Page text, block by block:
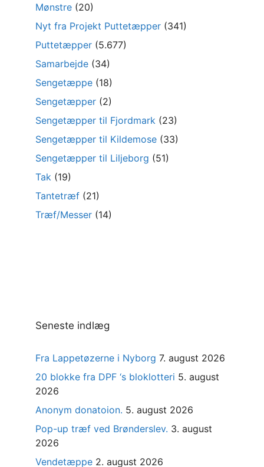
Mønstre (20)
Nyt fra Projekt Puttetæpper (341)
Puttetæpper (5.677)
Samarbejde (34)
Sengetæppe (18)
Sengetæpper (2)
Sengetæpper til Fjordmark (23)
Sengetæpper til Kildemose (33)
Sengetæpper til Liljeborg (51)
Tak (19)
Tantetræf (21)
Træf/Messer (14)
Seneste indlæg
Fra Lappetøzerne i Nyborg 7. august 2026
20 blokke fra DPF ‘s bloklotteri 5. august
2026
Anonym donatoion. 5. august 2026
Pop-up træf ved Brønderslev. 3. august
2026
Vendetæppe 2. august 2026